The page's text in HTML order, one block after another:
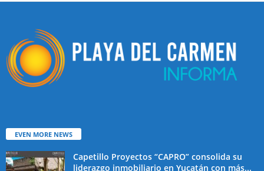
EVEN MORE NEWS
Capetillo Proyectos “CAPRO” consolida su
liderazgo inmobiliario en Yucatán con más...